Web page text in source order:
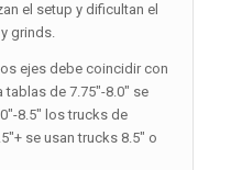
el setup y dificultan el
grinds.
ejes debe coincidir con
tablas de 7.75″-8.0″ se
8.5″ los trucks de
se usan trucks 8.5″ o